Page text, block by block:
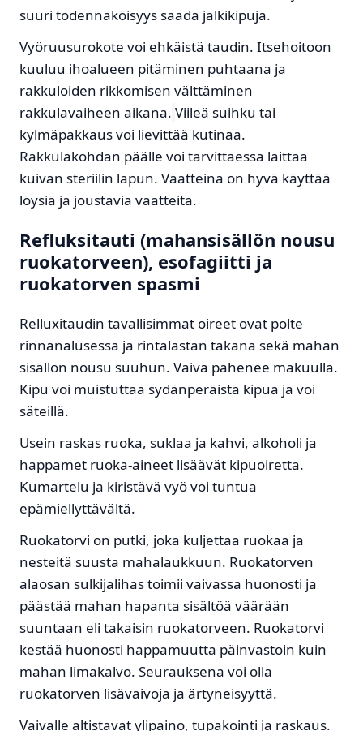
suuri todennäköisyys saada jälkikipuja.
Vyöruusurokote voi ehkäistä taudin. Itsehoitoon
kuuluu ihoalueen pitäminen puhtaana ja
rakkuloiden rikkomisen välttäminen
rakkulavaiheen aikana. Viileä suihku tai
kylmäpakkaus voi lievittää kutinaa.
Rakkulakohdan päälle voi tarvittaessa laittaa
kuivan steriilin lapun. Vaatteina on hyvä käyttää
löysiä ja joustavia vaatteita.
Refluksitauti (mahansisällön nousu
ruokatorveen), esofagiitti ja
ruokatorven spasmi
Relluxitaudin tavallisimmat oireet ovat polte
rinnanalusessa ja rintalastan takana sekä mahan
sisällön nousu suuhun. Vaiva pahenee makuulla.
Kipu voi muistuttaa sydänperäistä kipua ja voi
säteillä.
Usein raskas ruoka, suklaa ja kahvi, alkoholi ja
happamet ruoka-aineet lisäävät kipuoiretta.
Kumartelu ja kiristävä vyö voi tuntua
epämiellyttävältä.
Ruokatorvi on putki, joka kuljettaa ruokaa ja
nesteitä suusta mahalaukkuun. Ruokatorven
alaosan sulkijalihas toimii vaivassa huonosti ja
päästää mahan hapanta sisältöä väärään
suuntaan eli takaisin ruokatorveen. Ruokatorvi
kestää huonosti happamuutta päinvastoin kuin
mahan limakalvo. Seurauksena voi olla
ruokatorven lisävaivoja ja ärtyneisyyttä.
Vaivalle altistavat ylipaino, tupakointi ja raskaus.